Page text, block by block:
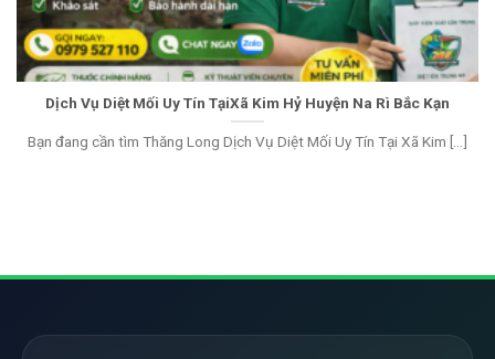
Dịch Vụ Diệt Mối Uy Tín TạiXã Kim Hỷ Huyện Na Rì Bắc Kạn
Bạn đang cần tìm Thăng Long Dịch Vụ Diệt Mối Uy Tín Tại Xã Kim [...]